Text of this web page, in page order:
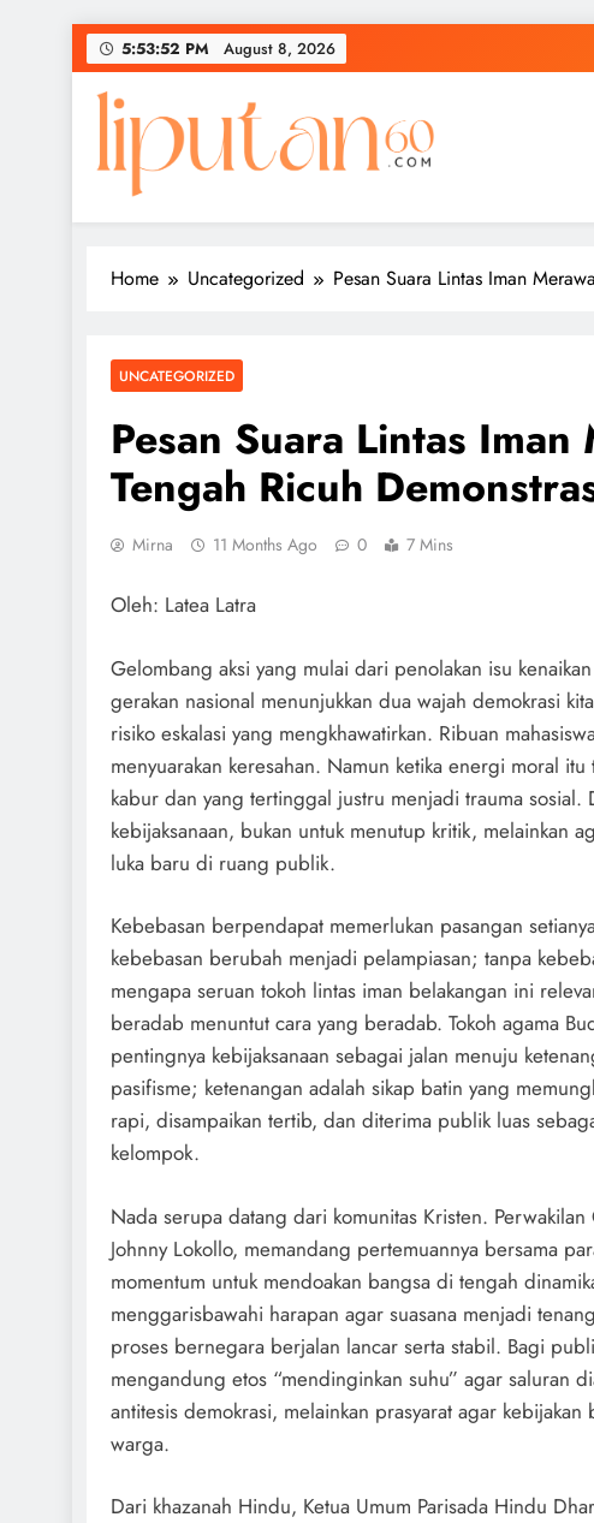
Skip
to
content
5:53:52 PM August 8, 2026
Home Uncategorized Pesan Suara Lintas Iman
UNCATEGORIZED
Pesan Suara Lintas
Tengah Ricuh
Mirna 11 Months Ago 0 7 Mins
Oleh: Latea Latra
Gelombang aksi yang mulai dari penolakan isu
gerakan nasional menunjukkan dua wajah demokrasi
risiko eskalasi yang mengkhawatirkan. Ribuan
menyuarakan keresahan. Namun ketika energi moral
kabur dan yang tertinggal justru menjadi trauma
kebijaksanaan, bukan untuk menutup kritik, melainkan
luka baru di ruang publik.
Kebebasan berpendapat memerlukan pasangan
kebebasan berubah menjadi pelampiasan; tanpa
mengapa seruan tokoh lintas iman belakangan ini
beradab menuntut cara yang beradab. Tokoh agama
pentingnya kebijaksanaan sebagai jalan menuju
pasifisme; ketenangan adalah sikap batin yang
rapi, disampaikan tertib, dan diterima publik luas
kelompok.
Nada serupa datang dari komunitas Kristen.
Johnny Lokollo, memandang pertemuannya bersama
momentum untuk mendoakan bangsa di tengah
menggarisbawahi harapan agar suasana menjadi
proses bernegara berjalan lancar serta stabil. Bagi
mengandung etos “mendinginkan suhu” agar saluran
antitesis demokrasi, melainkan prasyarat agar
warga.
Dari khazanah Hindu, Ketua Umum Parisada Hindu